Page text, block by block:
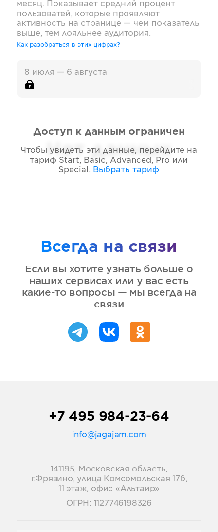
месяц. Показывает средний процент
пользоватей, которые проявляют
активность на странице — чем показатель
выше, тем лояльнее аудитория.
Как разобраться в этих цифрах?
8 июля — 6 августа
Нет данных
Доступ к данным ограничен
Чтобы увидеть эти данные, перейдите на
тариф Start, Basic, Advanced, Pro или
Special . Выбрать тариф
Всегда на связи
Если вы хотите узнать больше о
наших сервисах или у вас есть
какие-то вопросы — мы всегда на
связи
+7 495 984-23-64
info@jagajam.com
141195, Московская область,
г.Фрязино, улица Комсомольская 17б,
11 этаж, офис «Альтаир»
ОГРН: 1127746198326